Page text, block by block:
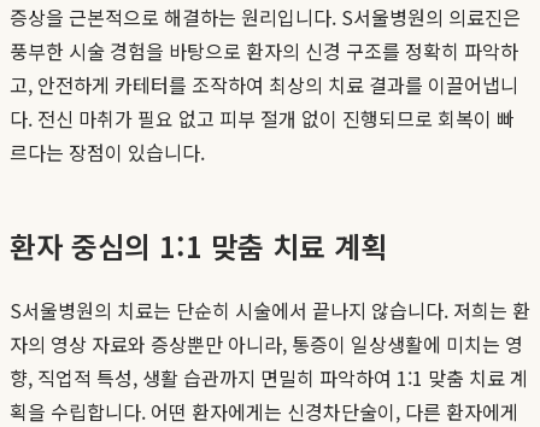
증상을 근본적으로 해결하는 원리입니다. S서울병원의 의료진은
풍부한 시술 경험을 바탕으로 환자의 신경 구조를 정확히 파악하
고, 안전하게 카테터를 조작하여 최상의 치료 결과를 이끌어냅니
다. 전신 마취가 필요 없고 피부 절개 없이 진행되므로 회복이 빠
르다는 장점이 있습니다.
환자 중심의 1:1 맞춤 치료 계획
S서울병원의 치료는 단순히 시술에서 끝나지 않습니다. 저희는 환
자의 영상 자료와 증상뿐만 아니라, 통증이 일상생활에 미치는 영
향, 직업적 특성, 생활 습관까지 면밀히 파악하여 1:1 맞춤 치료 계
획을 수립합니다. 어떤 환자에게는 신경차단술이, 다른 환자에게